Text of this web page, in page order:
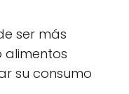
ser más
alimentos
su consumo